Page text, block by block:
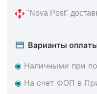
"Nova Post"
Варианты
◉ Наличными при
◉ На счет ФОП в